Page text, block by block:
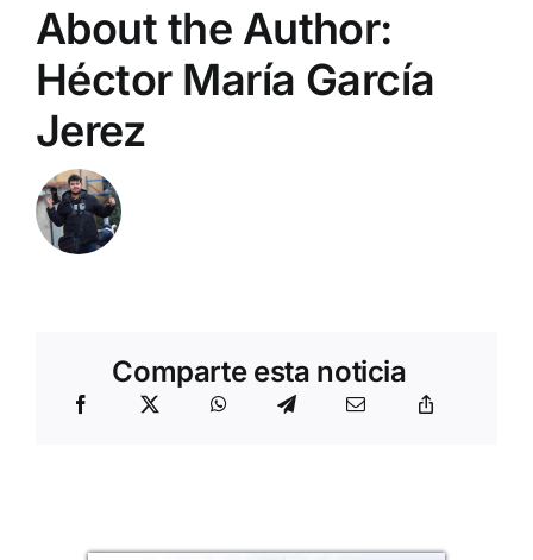
About the Author:
Héctor María García
Jerez
Comparte esta noticia